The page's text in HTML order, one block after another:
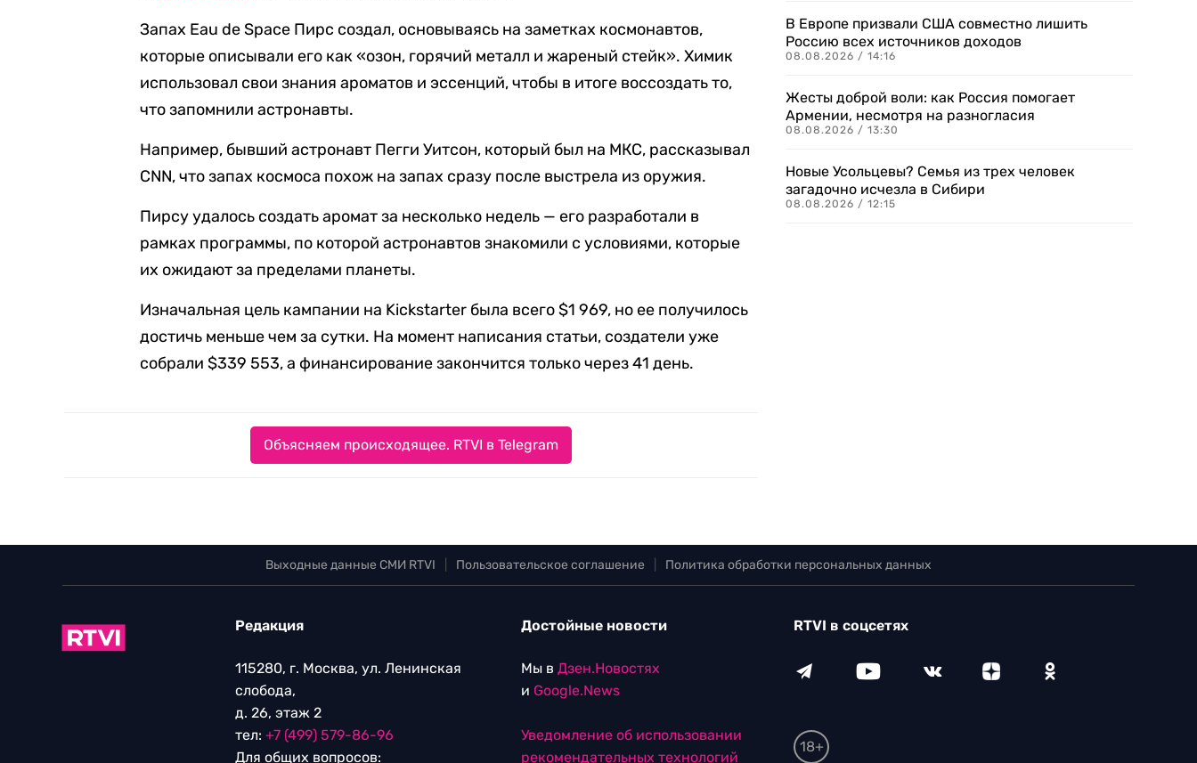
Запах Eau de Space Пирс создал, основываясь на заметках космонавтов,
которые описывали его как «озон, горячий металл и жареный стейк». Химик
использовал свои знания ароматов и эссенций, чтобы в итоге воссоздать то,
что запомнили астронавты.
Например, бывший астронавт Пегги Уитсон, который был на МКС, рассказывал
CNN, что запах космоса похож на запах сразу после выстрела из оружия.
Пирсу удалось создать аромат за несколько недель — его разработали в
рамках программы, по которой астронавтов знакомили с условиями, которые
их ожидают за пределами планеты.
Изначальная цель кампании на Kickstarter была всего $1 969, но ее получилось
достичь меньше чем за сутки. На момент написания статьи, создатели уже
собрали $339 553, а финансирование закончится только через 41 день.
Объясняем происходящее. RTVI в Telegram
В Европе призвали США совместно лишить
Россию всех источников доходов
08.08.2026 / 14:16
Жесты доброй воли: как Россия помогает
Армении, несмотря на разногласия
08.08.2026 / 13:30
Новые Усольцевы? Семья из трех человек
загадочно исчезла в Сибири
08.08.2026 / 12:15
Выходные данные СМИ RTVI Пользовательское соглашение Политика обработки персональных данных
Редакция
115280, г. Москва, ул. Ленинская
слобода,
д. 26, этаж 2
тел: +7 (499) 579-86-96
Для общих вопросов:
Достойные новости
Мы в Дзен.Новостях
и Google.News
Уведомление об использовании
рекомендательных технологий
RTVI в соцсетях
18+